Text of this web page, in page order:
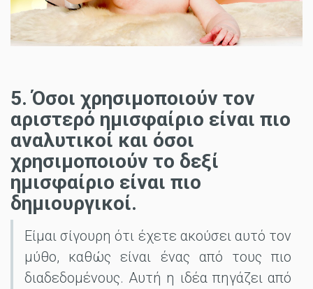
5. Όσοι χρησιμοποιούν τον
αριστερό ημισφαίριο είναι πιο
αναλυτικοί και όσοι
χρησιμοποιούν το δεξί
ημισφαίριο είναι πιο
δημιουργικοί.
Είμαι σίγουρη ότι έχετε ακούσει αυτό τον
μύθο, καθώς είναι ένας από τους πιο
διαδεδομένους. Αυτή η ιδέα πηγάζει από